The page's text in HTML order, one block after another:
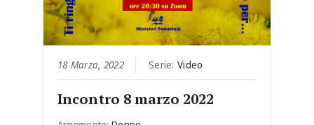
18 Marzo, 2022 Serie:Video
Incontro 8 marzo 2022